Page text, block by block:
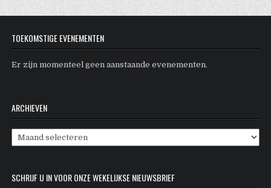
TOEKOMSTIGE EVENEMENTEN
Er zijn momenteel geen aanstaande evenementen.
ARCHIEVEN
Archieven
SCHRIJF U IN VOOR ONZE WEKELIJKSE NIEUWSBRIEF